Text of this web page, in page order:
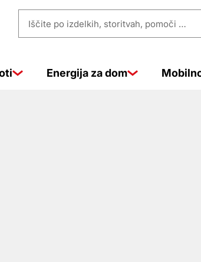
Iščite
storitvah,Energija za dom